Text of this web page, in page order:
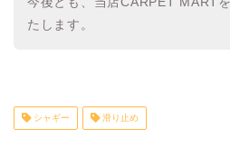
たします。
シャギー 滑り止め